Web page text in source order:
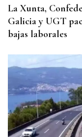
La Xunta,
Galicia y UGT
bajas laborales